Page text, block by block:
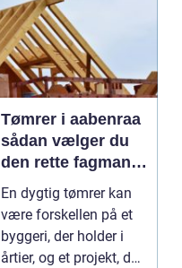
Tømrer i aabenraa
sådan vælger du
den rette fagmand
til dit projekt
En dygtig tømrer kan
være forskellen på et
byggeri, der holder i
årtier, og et projekt, der